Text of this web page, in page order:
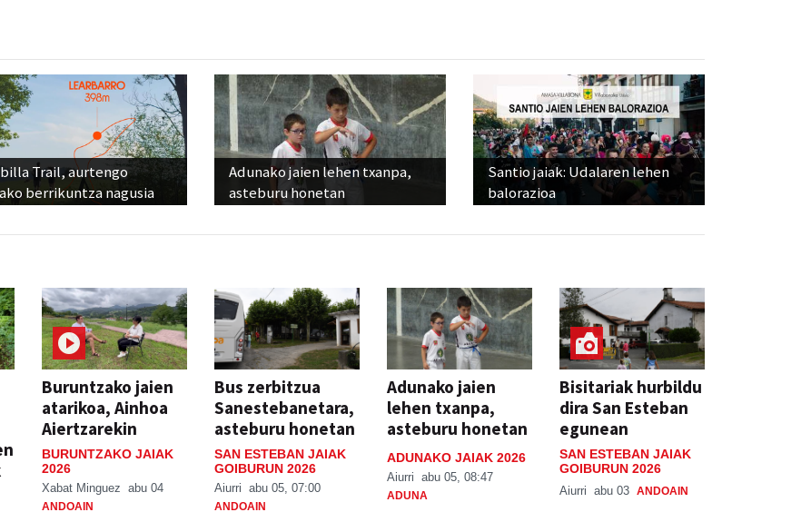
Trail, aurtengo
berrikuntza nagusia
Adunako jaien lehen txanpa,
asteburu honetan
Santio jaiak: Udalaren lehen
balorazioa
Buruntzako jaien
atarikoa, Ainhoa
Aiertzarekin
BURUNTZAKO JAIAK
2026
Xabat Minguez abu 04
ANDOAIN
Bus zerbitzua
Sanestebanetara,
asteburu honetan
SAN ESTEBAN JAIAK
GOIBURUN 2026
Aiurri abu 05, 07:00
ANDOAIN
Adunako jaien
lehen txanpa,
asteburu honetan
ADUNAKO JAIAK 2026
Aiurri abu 05, 08:47
ADUNA
Bisitariak hurbildu
dira San Esteban
egunean
SAN ESTEBAN JAIAK
GOIBURUN 2026
Aiurri abu 03 ANDOAIN